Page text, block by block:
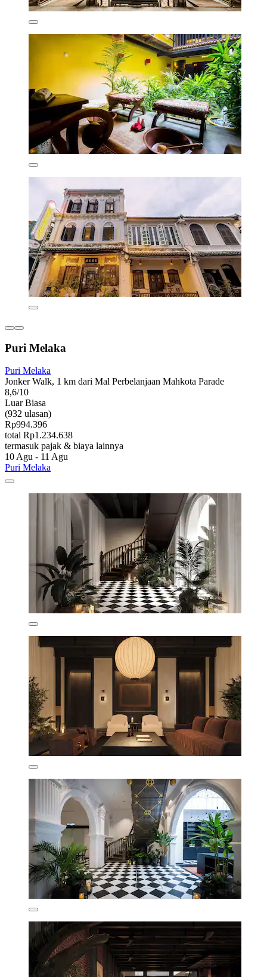
Puri Melaka
Puri Melaka
Jonker Walk, 1 km dari Mal Perbelanjaan Mahkota Parade
8,6/10
Luar Biasa
(932 ulasan)
Rp994.396
total Rp1.234.638
termasuk pajak & biaya lainnya
10 Agu - 11 Agu
Puri Melaka